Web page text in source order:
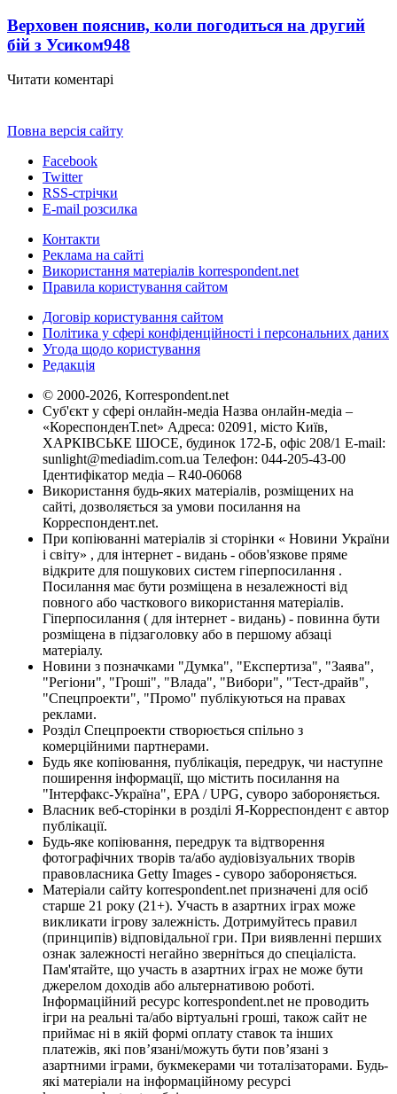
Верховен пояснив, коли погодиться на другий
бій з Усиком948
Читати коментарі
Повна версія сайту
Facebook
Twitter
RSS-стрічки
E-mail розсилка
Контакти
Реклама на сайті
Використання матеріалів korrespondent.net
Правила користування сайтом
Договір користування сайтом
Політика у сфері конфіденційності і персональних даних
Угода щодо користування
Редакція
© 2000-2026, Korrespondent.net
Суб'єкт у сфері онлайн-медіа Назва онлайн-медіа –
«КореспонденТ.net» Адреса: 02091, місто Київ,
ХАРКІВСЬКЕ ШОСЕ, будинок 172-Б, офіс 208/1 E-mail:
sunlight@mediadim.com.ua Телефон: 044-205-43-00
Ідентифікатор медіа – R40-06068
Використання будь-яких матеріалів, розміщених на
сайті, дозволяється за умови посилання на
Корреспондент.net.
При копіюванні матеріалів зі сторінки « Новини України
і світу» , для інтернет - видань - обов'язкове пряме
відкрите для пошукових систем гіперпосилання .
Посилання має бути розміщена в незалежності від
повного або часткового використання матеріалів.
Гіперпосилання ( для інтернет - видань) - повинна бути
розміщена в підзаголовку або в першому абзаці
матеріалу.
Новини з позначками "Думка", "Експертиза", "Заява",
"Регіони", "Гроші", "Влада", "Вибори", "Тест-драйв",
"Спецпроекти", "Промо" публікуються на правах
реклами.
Розділ Спецпроекти створюється спільно з
комерційними партнерами.
Будь яке копіювання, публікація, передрук, чи наступне
поширення інформації, що містить посилання на
"Інтерфакс-Україна", EPA / UPG, суворо забороняється.
Власник веб-сторінки в розділі Я-Корреспондент є автор
публікації.
Будь-яке копіювання, передрук та відтворення
фотографічних творів та/або аудіовізуальних творів
правовласника Getty Images - суворо забороняється.
Матеріали сайту korrespondent.net призначені для осіб
старше 21 року (21+). Участь в азартних іграх може
викликати ігрову залежність. Дотримуйтесь правил
(принципів) відповідальної гри. При виявленні перших
ознак залежності негайно зверніться до спеціаліста.
Пам'ятайте, що участь в азартних іграх не може бути
джерелом доходів або альтернативою роботі.
Інформаційний ресурс korrespondent.net не проводить
ігри на реальні та/або віртуальні гроші, також сайт не
приймає ні в якій формі оплату ставок та інших
платежів, які пов’язані/можуть бути пов’язані з
азартними іграми, букмекерами чи тоталізаторами. Будь-
які матеріали на інформаційному ресурсі